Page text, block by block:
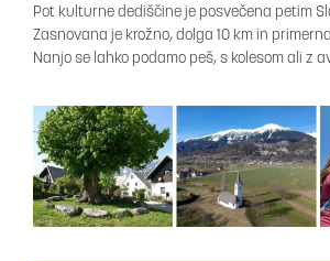
Pot kulturne dediščine je posvečena petim
Zasnovana je krožno, dolga 10 km in
Nanjo se lahko podamo peš, s kolesom ali z